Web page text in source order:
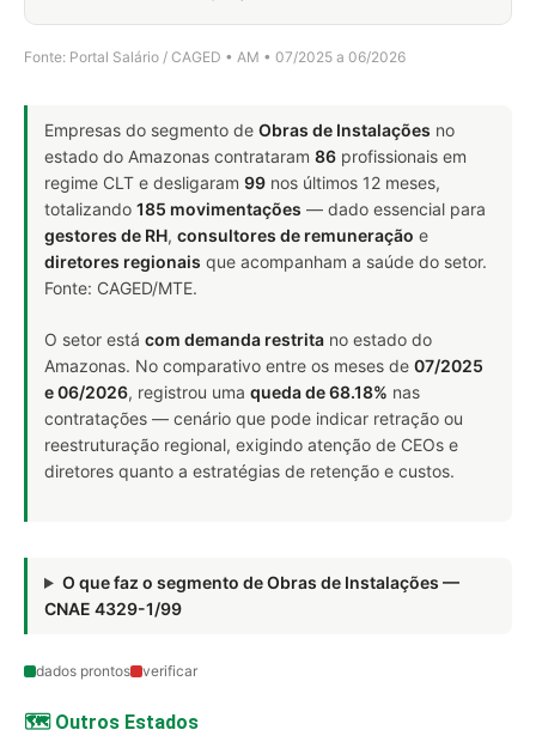
Fonte: Portal Salário / CAGED • AM • 07/2025 a 06/2026
Empresas do segmento de Obras de Instalações no
estado do Amazonas contrataram 86 profissionais em
regime CLT e desligaram 99 nos últimos 12 meses,
totalizando 185 movimentações — dado essencial para
gestores de RH, consultores de remuneração e
diretores regionais que acompanham a saúde do setor.
Fonte: CAGED/MTE.
O setor está com demanda restrita no estado do
Amazonas. No comparativo entre os meses de 07/2025
e 06/2026, registrou uma queda de 68.18% nas
contratações — cenário que pode indicar retração ou
reestruturação regional, exigindo atenção de CEOs e
diretores quanto a estratégias de retenção e custos.
O que faz o segmento de Obras de Instalações —
CNAE 4329-1/99
dados prontos verificar
🗺️ Outros Estados